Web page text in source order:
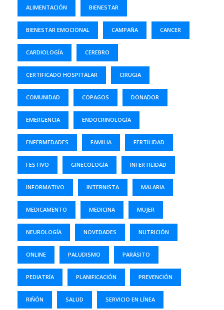
ALIMENTACIÓN BIENESTAR
BIENESTAR EMOCIONAL CAMPAÑA CANCER
CARDIOLOGÍA CEREBRO
CERTIFICADO HOSPITALAR CIRUGIA
COMUNIDAD COPAGOS DONADOR
EMERGENCIA ENDOCRINOLOGÍA
ENFERMEDADES FAMILIA FERTILIDAD
FESTIVO GINECOLOGÍA INFERTILIDAD
INFORMATIVO INTERNISTA MALARIA
MEDICAMENTO MEDICINA MUJER
NEUROLOGÍA NOVEDADES NUTRICIÓN
ONLINE PALUDISMO PARÁSITO
PEDIATRÍA PLANIFICACIÓN PREVENCIÓN
RIÑÓN SALUD SERVICIO EN LÍNEA